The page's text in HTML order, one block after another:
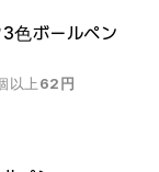
100個
色ボールペン
以上62円
50個